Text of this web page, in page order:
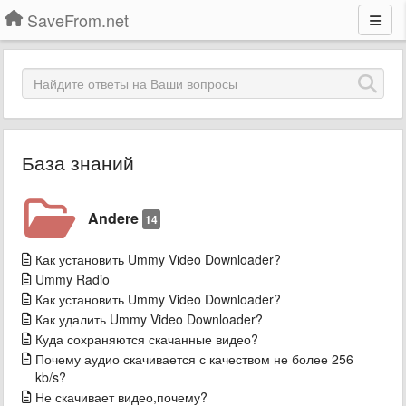
SaveFrom.net
База знаний
Andere 14
Как установить Ummy Video Downloader?
Ummy Radio
Как установить Ummy Video Downloader?
Как удалить Ummy Video Downloader?
Куда сохраняются скачанные видео?
Почему аудио скачивается с качеством не более 256
kb/s?
​Не скачивает видео,почему?​